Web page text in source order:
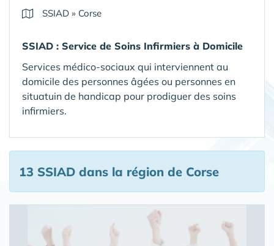
SSIAD » Corse
SSIAD : Service de Soins Infirmiers à Domicile
Services médico-sociaux qui interviennent au
domicile des personnes âgées ou personnes en
situatuin de handicap pour prodiguer des soins
infirmiers.
13 SSIAD dans la région de Corse